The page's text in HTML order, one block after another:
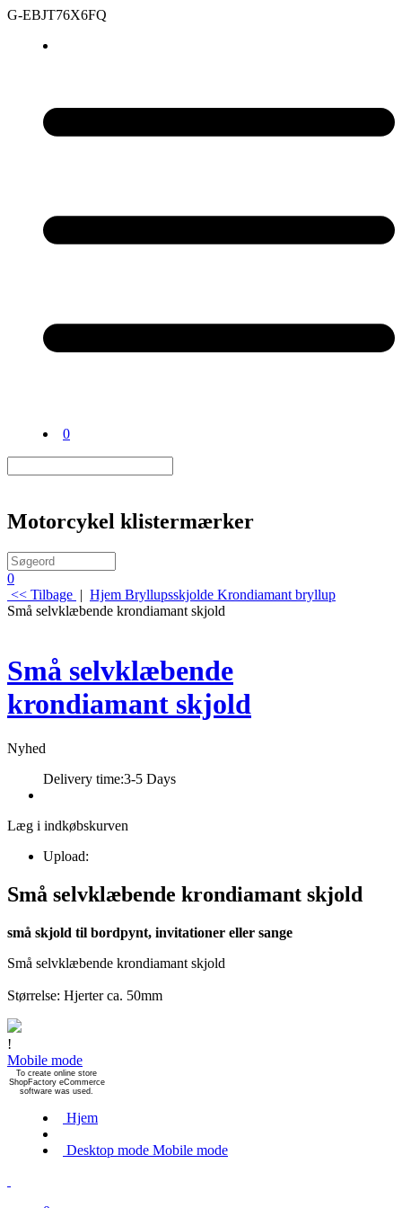
G-EBJT76X6FQ
0
Motorcykel klistermærker
0
<< Tilbage | Hjem Bryllupsskjolde Krondiamant bryllup
Små selvklæbende krondiamant skjold
Små selvklæbende
krondiamant skjold
Nyhed
Delivery time:3-5 Days
Læg i indkøbskurven
Upload:
Små selvklæbende krondiamant skjold
små skjold til bordpynt, invitationer eller sange
Små selvklæbende krondiamant skjold
Størrelse: Hjerter ca. 50mm
!
Mobile mode
To create online store
ShopFactory eCommerce
software was used.
Hjem
Desktop mode Mobile mode